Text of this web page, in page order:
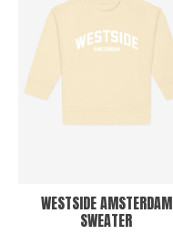
WESTSIDE AMSTERDAM
SWEATER